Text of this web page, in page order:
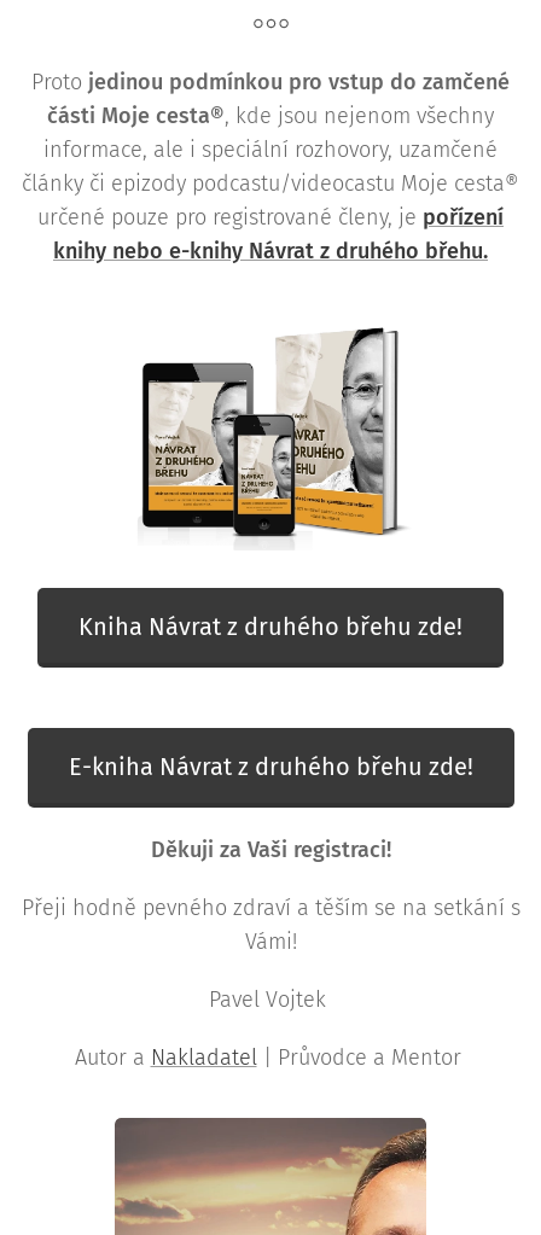
Proto jedinou podmínkou pro vstup do zamčené
části Moje cesta®, kde jsou nejenom všechny
informace, ale i speciální rozhovory, uzamčené
články či epizody podcastu/videocastu Moje cesta®
určené pouze pro registrované členy, je pořízení
knihy nebo e-knihy Návrat z druhého břehu.
Kniha Návrat z druhého břehu zde!
E-kniha Návrat z druhého břehu zde!
Děkuji za Vaši registraci!
Přeji hodně pevného zdraví a těším se na setkání s
Vámi!
Pavel Vojtek
Autor a Nakladatel| Průvodce a Mentor